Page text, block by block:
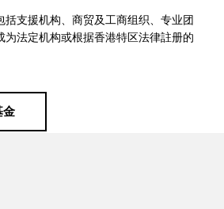
括支援机构、商贸及工商组织、专业团
为法定机构或根据香港特区法律註册的
金